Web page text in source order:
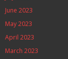
June 2023
May 2023
April 2023
March 2023